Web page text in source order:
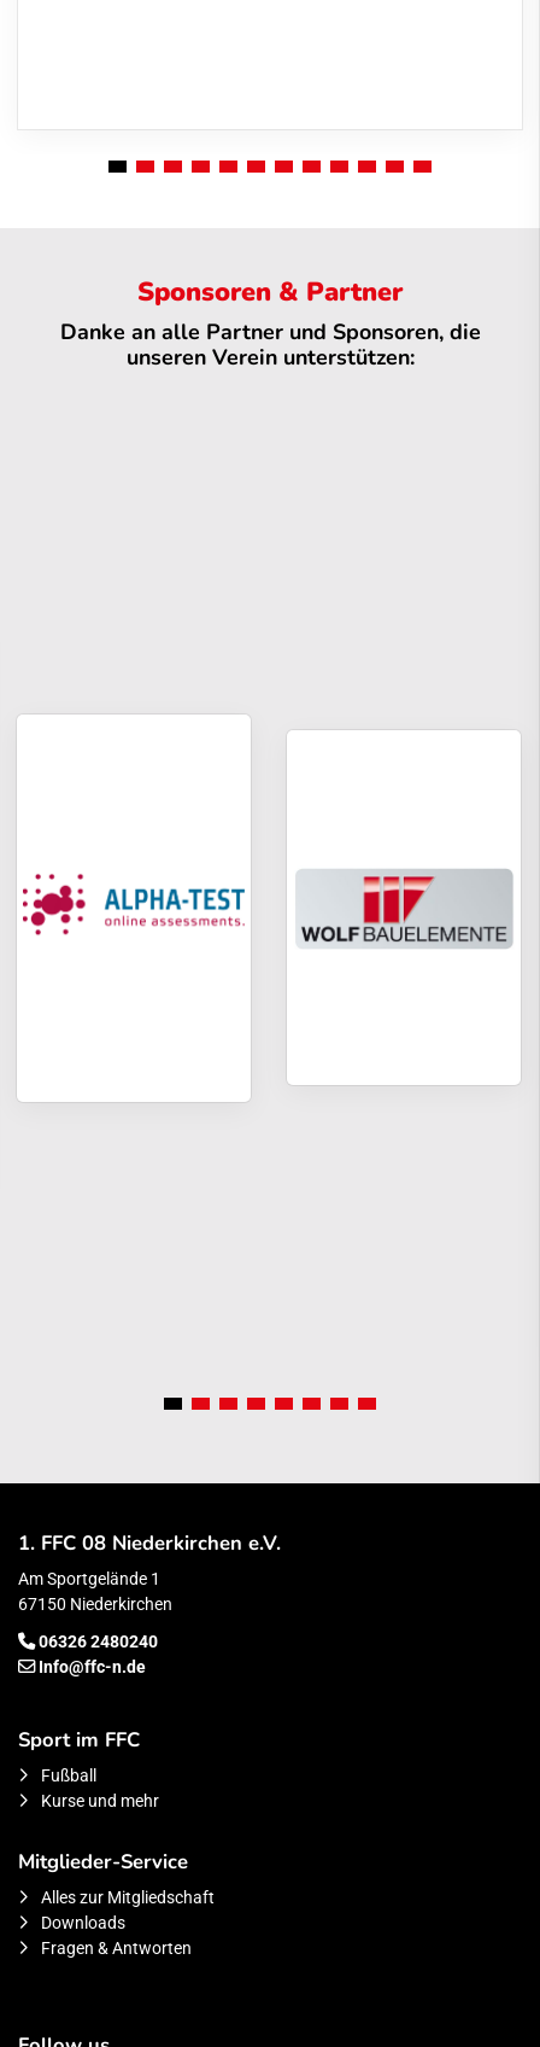
Sponsoren & Partner
Danke an alle Partner und Sponsoren, die
unseren Verein unterstützen:
1. FFC 08 Niederkirchen e.V.
Am Sportgelände 1
67150 Niederkirchen
06326 2480240
Info@ffc-n.de
Sport im FFC
Fußball
Kurse und mehr
Mitglieder-Service
Alles zur Mitgliedschaft
Downloads
Fragen & Antworten